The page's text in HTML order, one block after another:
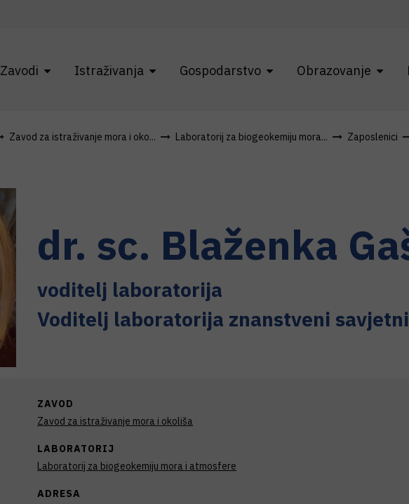
Zavodi Istraživanja Gospodarstvo Obrazovanje
Zavod za istraživanje mora i oko... Laboratorij za biogeokemiju mora... Zaposlenici
dr. sc. Blaženka
voditelj laboratorija
Voditelj laboratorija znanstveni
ZAVOD
Zavod za istraživanje mora i okoliša
LABORATORIJ
Laboratorij za biogeokemiju mora i atmosfere
ADRESA